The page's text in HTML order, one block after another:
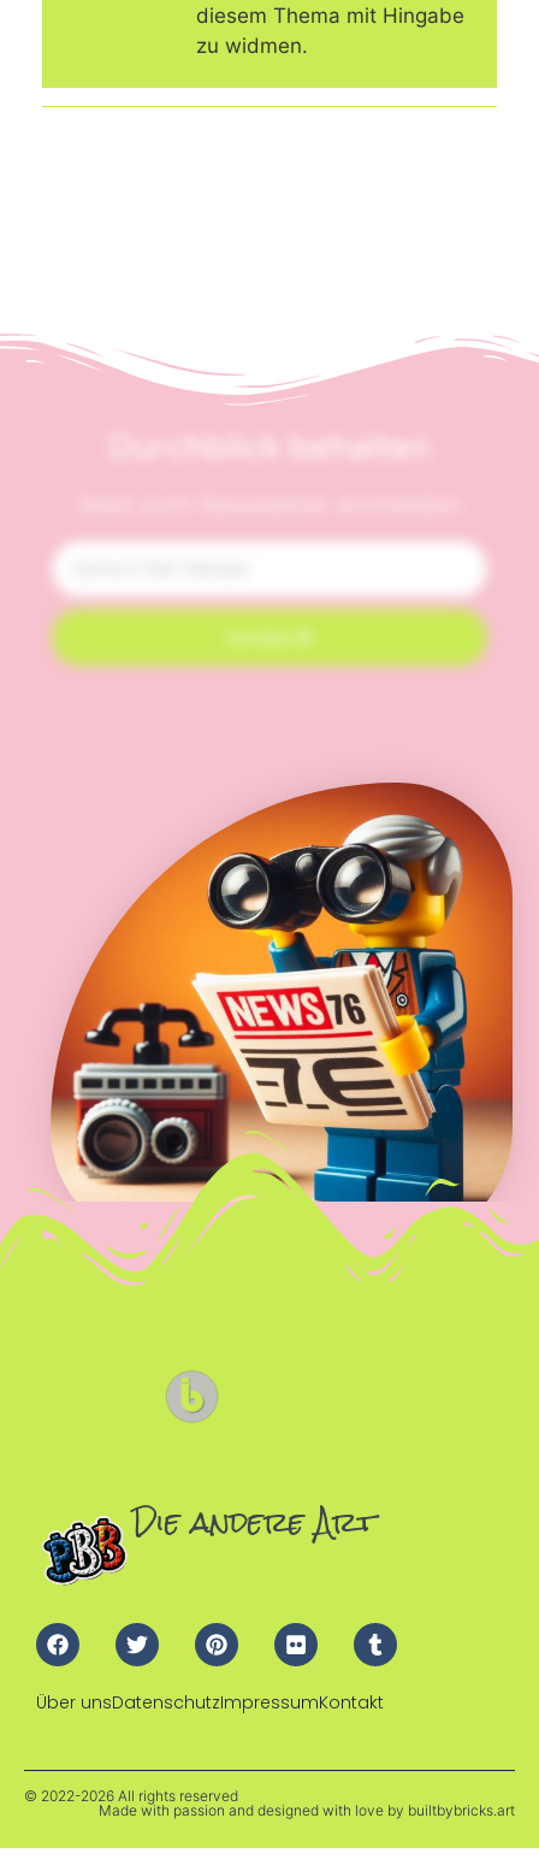
diesem Thema mit Hingabe
zu widmen.
Die andere Art
Über unsDatenschutzImpressumKontakt
© 2022-2026 All rights reserved
Made with passion and designed with love by builtbybricks.art